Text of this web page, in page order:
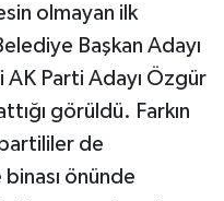
olmayan ilk
Başkan Adayı
AK Parti Adayı Özgür
görüldü. Farkın
de
önünde